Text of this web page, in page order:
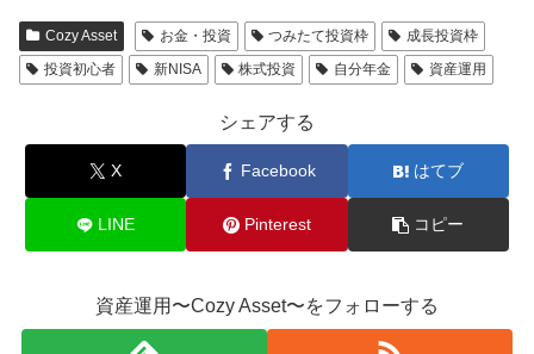
Cozy Asset お金・投資 つみたて投資枠
成長投資枠
投資初心者
新NISA 株式投資 自分年金 資産運用
シェアする
X Facebook はてブ
LINE Pinterest コピー
資産運用〜Cozy Asset〜をフォローする